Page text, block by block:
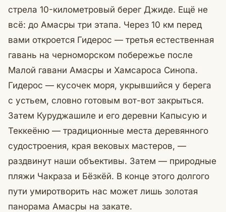
стрела 10-километровый берег Джиде. Ещё не
всё: до Амасры три этапа. Через 10 км перед
вами откроется Гидерос — третья естественная
гавань на черноморском побережье после
Малой гавани Амасры и Хамсароса Синопа.
Гидерос — кусочек моря, укрывшийся у берега
с устьем, словно готовым вот-вот закрыться.
Затем Куруджашиле и его деревни Капысую и
Теккеёню — традиционные места деревянного
судостроения, края вековых мастеров, —
раздвинут наши объективы. Затем — природные
пляжи Чакраза и Бёзкёй. В конце этого долгого
пути умиротворить нас может лишь золотая
панорама Амасры на закате.